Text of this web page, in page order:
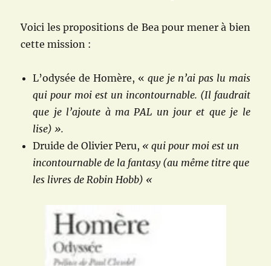
Voici les propositions de Bea pour mener à bien
cette mission :
L’odysée de Homère, «que je n’ai pas lu mais
qui pour moi est un incontournable. (Il faudrait
que je l’ajoute à ma PAL un jour et que je le
lise) ».
Druide de Olivier Peru, « qui pour moi est un
incontournable de la fantasy (au même titre que
les livres de Robin Hobb) «